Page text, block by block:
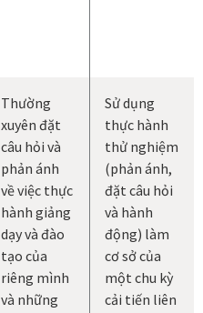
Thường
xuyên đặt
câu hỏi và
phản ánh
về việc thực
hành giảng
dạy và đào
tạo của
riêng mình
và những
Sử dụng
thực hành
thử nghiệm
(phản ánh,
đặt câu hỏi
và hành
động) làm
cơ sở của
một chu kỳ
cải tiến liên